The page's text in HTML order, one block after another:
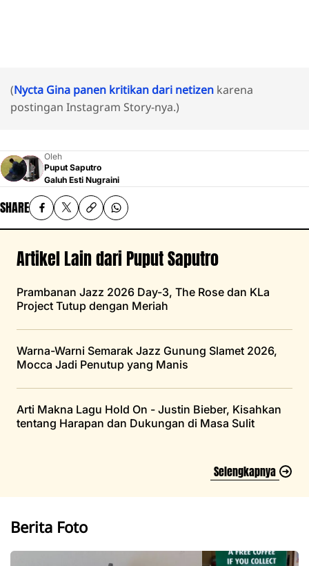
(Nycta Gina panen kritikan dari netizen karena
postingan Instagram Story-nya.)
Oleh
Puput Saputro
Galuh Esti Nugraini
SHARE
Artikel Lain dari Puput Saputro
Prambanan Jazz 2026 Day-3, The Rose dan KLa
Project Tutup dengan Meriah
Warna-Warni Semarak Jazz Gunung Slamet 2026,
Mocca Jadi Penutup yang Manis
Arti Makna Lagu Hold On - Justin Bieber, Kisahkan
tentang Harapan dan Dukungan di Masa Sulit
Selengkapnya
Berita Foto